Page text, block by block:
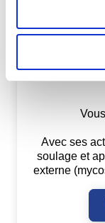
Avec ses
soulage et
externe